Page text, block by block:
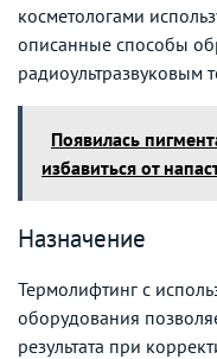
косметологами
описанные способы
радиоультразвуковым
Появилась
избавиться от
Назначение
Термолифтинг с
оборудования
результата при